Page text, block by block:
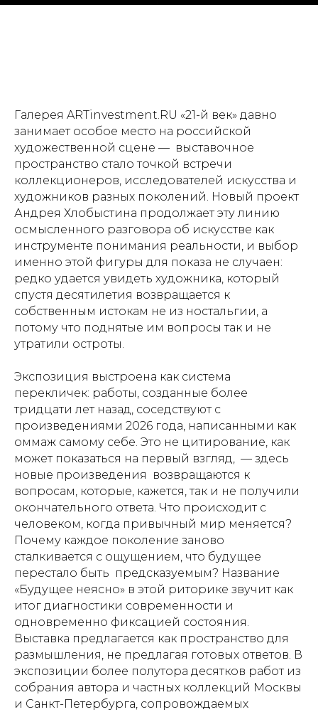
Галерея ARTinvestment.RU «21-й век» давно
занимает особое место на российской
художественной сцене — выставочное
пространство стало точкой встречи
коллекционеров, исследователей искусства и
художников разных поколений. Новый проект
Андрея Хлобыстина продолжает эту линию
осмысленного разговора об искусстве как
инструменте понимания реальности, и выбор
именно этой фигуры для показа не случаен:
редко удается увидеть художника, который
спустя десятилетия возвращается к
собственным истокам не из ностальгии, а
потому что поднятые им вопросы так и не
утратили остроты.
Экспозиция выстроена как система
перекличек: работы, созданные более
тридцати лет назад, соседствуют с
произведениями 2026 года, написанными как
оммаж самому себе. Это не цитирование, как
может показаться на первый взгляд, — здесь
новые произведения возвращаются к
вопросам, которые, кажется, так и не получили
окончательного ответа. Что происходит с
человеком, когда привычный мир меняется?
Почему каждое поколение заново
сталкивается с ощущением, что будущее
перестало быть предсказуемым? Название
«Будущее неясно» в этой риторике звучит как
итог диагностики современности и
одновременно фиксацией состояния.
Выставка предлагается как пространство для
размышления, не предлагая готовых ответов. В
экспозиции более полутора десятков работ из
собрания автора и частных коллекций Москвы
и Санкт-Петербурга, сопровождаемых